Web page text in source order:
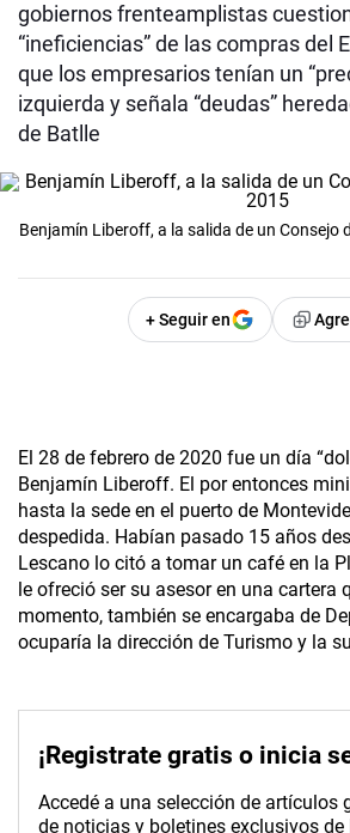
gobiernos frenteamplistas
“ineficiencias” de las compras del
que los empresarios tenían un
izquierda y señala “deudas”
de Batlle
Benjamín Liberoff, a la salida de un Consejo
+ Seguir en
El 28 de febrero de 2020 fue un día
Benjamín Liberoff. El por entonces
hasta la sede en el puerto de
despedida. Habían pasado 15 años
Lescano lo citó a tomar un café en la
le ofreció ser su asesor en una cartera
momento, también se encargaba de
ocuparía la dirección de Turismo y la
¡Registrate gratis o inicia
Accedé a una selección de artículos
de noticias y boletines exclusivos de